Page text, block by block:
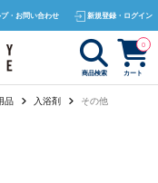
・お問い合わせ 新規登録・ログイン
商品検索 カート
0
品 入浴剤 その他